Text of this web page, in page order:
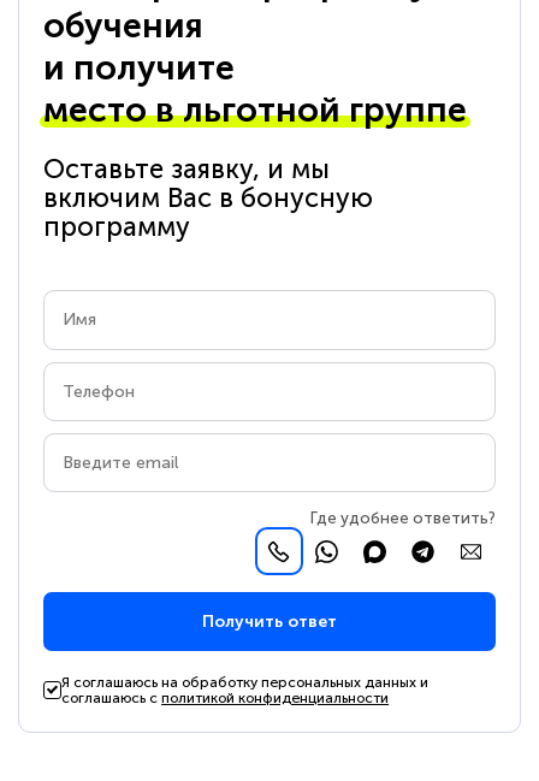
обучения
и получите
место в льготной группе
Оставьте заявку, и мы
включим Вас в бонусную
программу
Где удобнее ответить?
Получить ответ
Я соглашаюсь на обработку персональных данных и
соглашаюсь сполитикой конфиденциальности